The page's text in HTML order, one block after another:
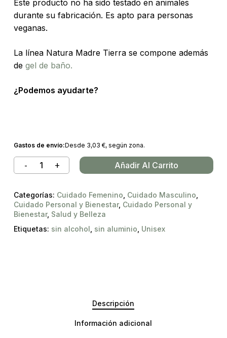
Este producto no ha sido testado en animales
durante su fabricación. Es apto para personas
veganas.
La línea Natura Madre Tierra se compone además
de gel de baño.
¿Podemos ayudarte?
Gastos de envío:Desde 3,03 €, según zona.
Añadir Al Carrito
Categorías: Cuidado Femenino Cuidado Masculino
Cuidado Personal y Bienestar, Cuidado Personal y
Bienestar, Salud y Belleza
Etiquetas: sin alcohol sin aluminio Unisex
Descripción
Información adicional